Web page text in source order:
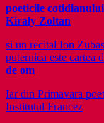
poeticile
Kiraly Zoltan
si un recital Ion
puternica este cartea
de om
Iar din Primavara
Institutul Francez